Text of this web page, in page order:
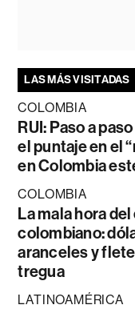
LAS MÁS VISITADAS
COLOMBIA
RUI: Paso a
el puntaje en el
en Colombia
COLOMBIA
La mala hora
colombiano:
aranceles y
tregua
LATINOAMÉRICA